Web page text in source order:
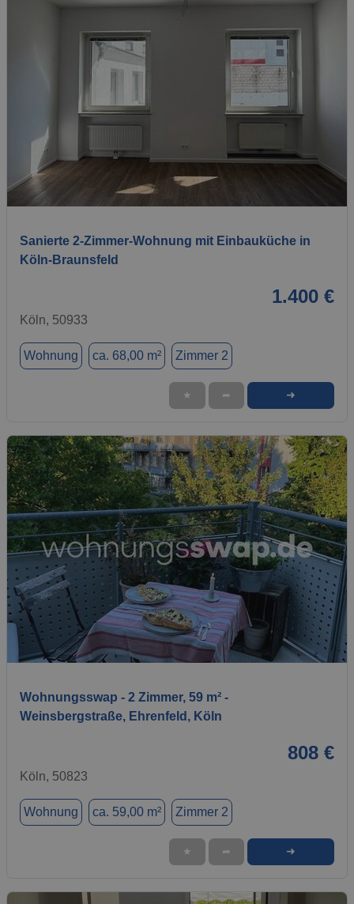
Sanierte 2-Zimmer-Wohnung mit Einbauküche in
Köln-Braunsfeld
1.400 €
Köln, 50933
Wohnung ca. 68,00 m² Zimmer 2
★ ➦ ➜
1 / 7
Wohnungsswap - 2 Zimmer, 59 m² -
Weinsbergstraße, Ehrenfeld, Köln
808 €
Köln, 50823
Wohnung ca. 59,00 m² Zimmer 2
★ ➦ ➜